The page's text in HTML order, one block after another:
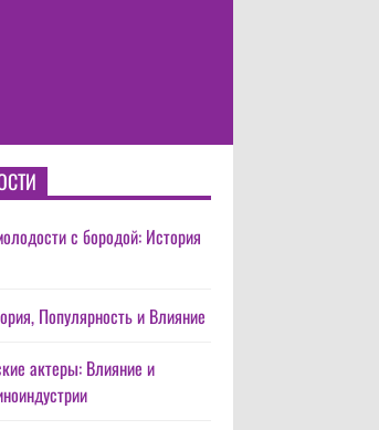
с бородой: История
Популярность и Влияние
актеры: Влияние и